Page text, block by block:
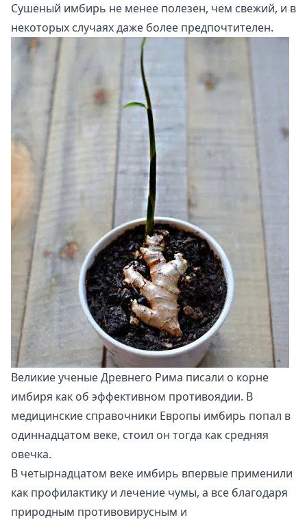
Сушеный имбирь не менее полезен, чем свежий, и в
некоторых случаях даже более предпочтителен.
Великие ученые Древнего Рима писали о корне
имбиря как об эффективном противоядии. В
медицинские справочники Европы имбирь попал в
одиннадцатом веке, стоил он тогда как средняя
овечка.
В четырнадцатом веке имбирь впервые применили
как профилактику и лечение чумы, а все благодаря
природным противовирусным и